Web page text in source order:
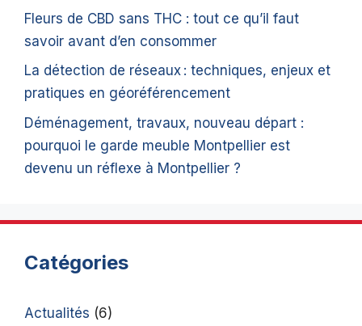
Fleurs de CBD sans THC : tout ce qu’il faut
savoir avant d’en consommer
La détection de réseaux : techniques, enjeux et
pratiques en géoréférencement
Déménagement, travaux, nouveau départ :
pourquoi le garde meuble Montpellier est
devenu un réflexe à Montpellier ?
Catégories
Actualités (6)